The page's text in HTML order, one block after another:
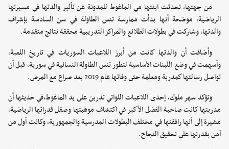
من جهتها، تحدثت ابنتها مي الماغوط للمدونة عن تأثير والدتها في مسيرتها
الرياضية، موضحة أنها بدأت ممارسة تنس الطاولة في سن السادسة بإشراف
والدتها، وشاركت في بطولات الطلائع والمراكز التدريبية محققة نتائج متقدمة.
وأضافت أن والدتها كانت من أبرز اللاعبات السوريات في تاريخ اللعبة،
وأسهمت في وضع اللبنات الأساسية لتطور تنس الطاولة النسائية في سورية، قبل أن
تواصل رسالتها كمدربة ومعلمة حتى وفاتها عام 2019 بعد صراع مع المرض.
وتؤكد سهر ملوك، إحدى اللاعبات اللواتي تدربن على يد الماغوط،في حديثها أن
مدربتها كانت صاحبة الفضل الأكبر في اكتشاف موهبتها وصقل قدراتها الرياضية،
مشيرة إلى أنها رافقتها في مختلف البطولات المدرسية والجمهورية، وكانت أول من
آمن بقدرتها على تحقيق النجاح.